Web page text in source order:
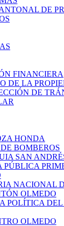
DE
FINANCIERA
DE LA
DE
HONDA
BOMBEROS
SAN
PÚBLICA
NACIONAL
OLMEDO
POLÍTICA
OLMEDO